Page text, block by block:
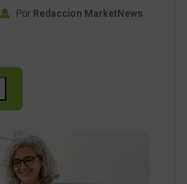
Por Redaccion MarketNews